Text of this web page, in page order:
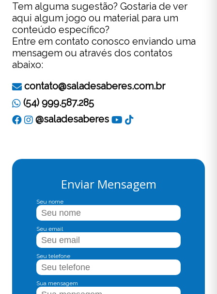
Enviar Mensagem
Seu nome
Seu email
Seu telefone
Sua mensagem
Tem alguma sugestão? Gostaria de ver
aqui algum jogo ou material para um
conteúdo específico?
Entre em contato conosco enviando uma
mensagem ou através dos contatos
abaixo:
contato@saladesaberes.com.br
(54) 999.587.285
@saladesaberes